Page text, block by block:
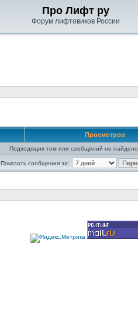
Про Лифт ру
Форум лифтовиков России
Просмотров
Подходящих тем или сообщений не найдено.
Показать сообщения за: